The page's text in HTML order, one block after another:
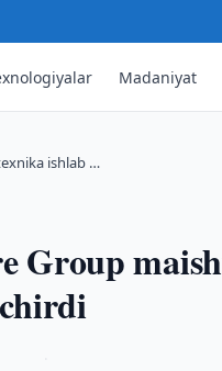
Madaniyat
ishlab …
Group